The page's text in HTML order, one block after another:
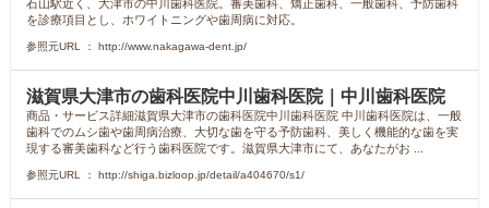
石山駅近く、大津市の中川歯科医院。審美歯科、矯正歯科、一般歯科、予防歯科
を診療項目とし、ホワイトニングや歯周病に対応。
参照元URL ： http://www.nakagawa-dent.jp/
滋賀県大津市の歯科医院中川歯科医院｜中川歯科医院
商品・サービス詳細滋賀県大津市の歯科医院中川歯科医院 中川歯科医院は、一般
歯科でのムシ歯や歯周病治療、大切な歯を守る予防歯科、美しく機能的な歯を実
現する審美歯科など行う歯科医院です。滋賀県大津市にて、あなたがお ...
参照元URL ： http://shiga.bizloop.jp/detail/a404670/s1/